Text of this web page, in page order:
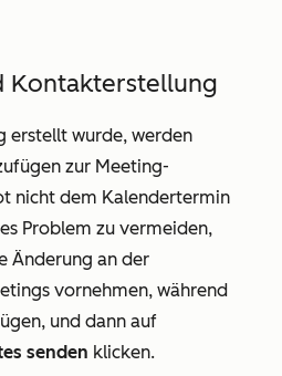
Kontakterstellung
erstellt wurde, werden
zur Meeting-
nicht dem Kalendertermin
Problem zu vermeiden,
Änderung an der
vornehmen, während
und dann auf
senden klicken.